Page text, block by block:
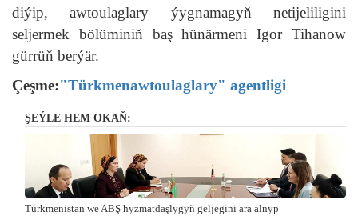
diýip, awtoulaglary ýygnamagyň netijeliligini
seljermek bölüminiň baş hünärmeni Igor Tihanow
gürrüň berýär.
Çeşme:"Türkmenawtoulaglary" agentligi
ŞEÝLE HEM OKAŇ:
Türkmenistan we ABŞ hyzmatdaşlygyň geljegini ara alnyp